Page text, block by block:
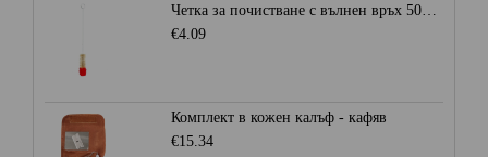
Четка за почистване с вълнен връх 50мм. - Червена
€4.09
Комплект в кожен калъф - кафяв
€15.34